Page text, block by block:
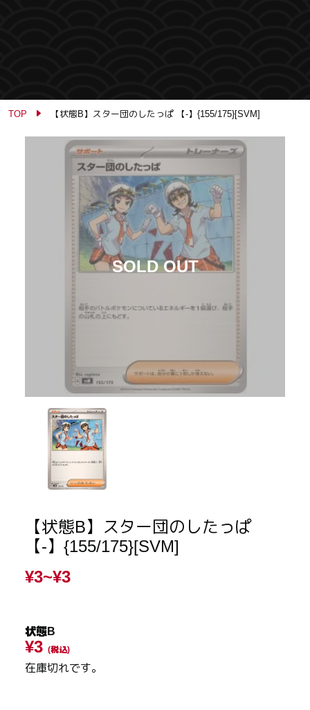
TOP 【状態B】スター団のしたっぱ 【-】{155/175}[SVM]
【状態B】スター団のしたっぱ
【-】{155/175}[SVM]
¥3~¥3
状態B
¥3 (税込)
在庫切れです。